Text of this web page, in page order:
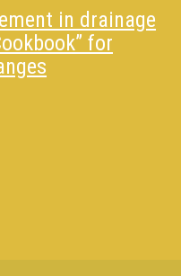
in drainage
for